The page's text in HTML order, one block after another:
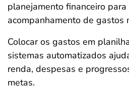
planejamento financeiro
acompanhamento de gastos
Colocar os gastos em
sistemas automatizados
renda, despesas e
metas.